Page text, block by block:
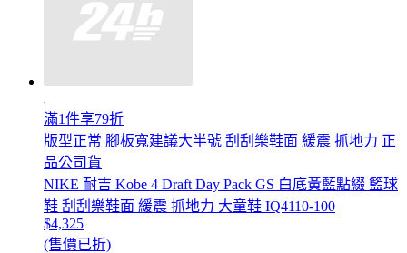
滿1件享79折
版型正常 腳板寬建議大半號 刮刮樂鞋面 緩震 抓地力 正
品公司貨
NIKE 耐吉 Kobe 4 Draft Day Pack GS 白底黃藍點綴 籃球
鞋 刮刮樂鞋面 緩震 抓地力 大童鞋 IQ4110-100
$4,325
(售價已折)